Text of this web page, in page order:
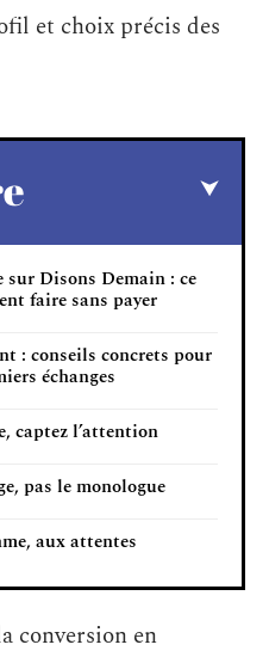
et choix précis des
Disons Demain : ce
faire sans payer
: conseils concrets pour
échanges
captez l’attention
pas le monologue
aux attentes
conversion en